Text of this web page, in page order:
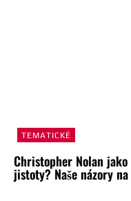
TEMATICKÉ
Christopher Nolan
jistoty? Naše názory